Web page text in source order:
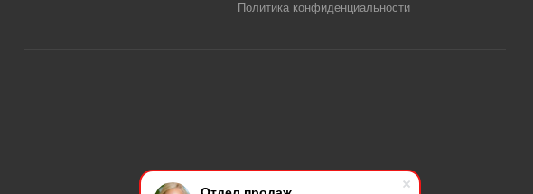
Политика конфиденциальности